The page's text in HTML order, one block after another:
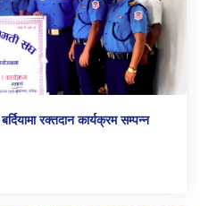
रक्तदान कार्यक्रम सम्पन्न